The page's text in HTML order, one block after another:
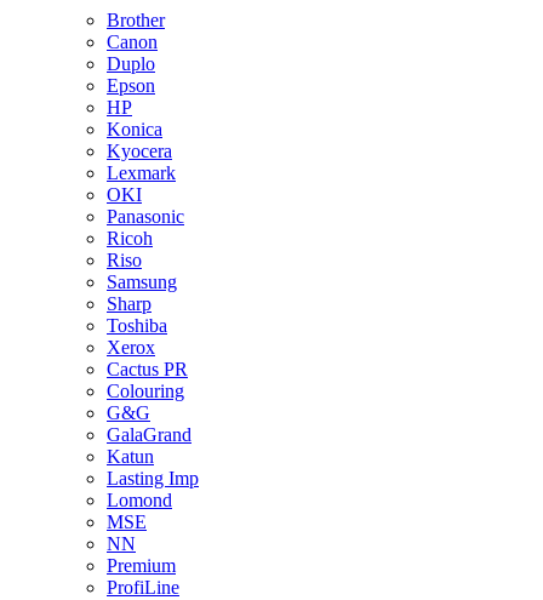
Brother
Canon
Duplo
Epson
HP
Konica
Kyocera
Lexmark
OKI
Panasonic
Ricoh
Riso
Samsung
Sharp
Toshiba
Xerox
Cactus PR
Colouring
G&G
GalaGrand
Katun
Lasting Imp
Lomond
MSE
NN
Premium
ProfiLine